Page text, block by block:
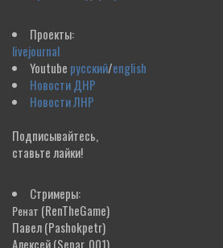
Проекты:
livejournal
Youtube русский/english
Новости ДНР
Новости ЛНР
Подписывайтесь,
ставьте лайки!
Стримеры:
Ренат (RenTheGame)
Павел(Pashokpetr)
Алексей(Separ_001)